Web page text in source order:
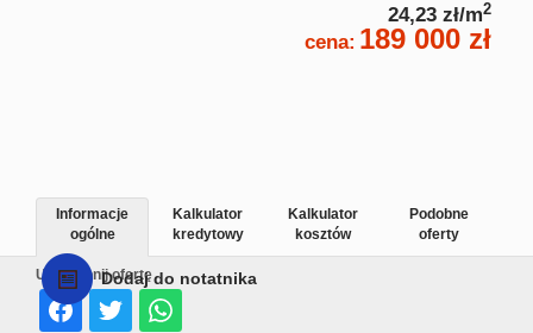
24,23 zł/m2
cena: 189 000 zł
Dodaj do notatnika
Udostępnij ofertę
Informacje
ogólne
Kalkulator
kredytowy
Kalkulator
kosztów
Podobne
oferty